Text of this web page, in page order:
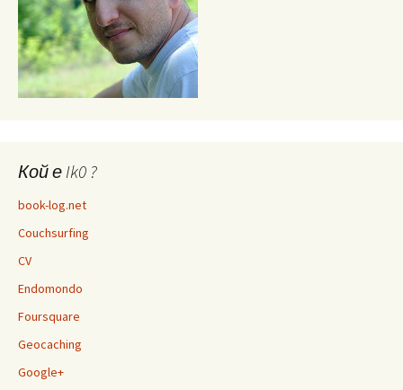
Кой е Ik0 ?
book-log.net
Couchsurfing
CV
Endomondo
Foursquare
Geocaching
Google+